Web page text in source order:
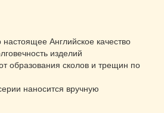
Английское качество
изделий
образования сколов и трещин по
наносится вручную